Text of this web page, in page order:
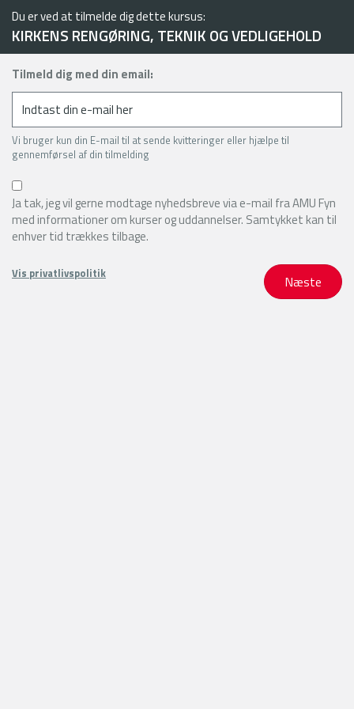
Du er ved at tilmelde dig dette kursus:
KIRKENS RENGØRING, TEKNIK OG VEDLIGEHOLD
Tilmeld dig med din email:
Vi bruger kun din E-mail til at sende kvitteringer eller hjælpe til
gennemførsel af din tilmelding
Ja tak, jeg vil gerne modtage nyhedsbreve via e-mail fra AMU Fyn
med informationer om kurser og uddannelser. Samtykket kan til
enhver tid trækkes tilbage.
Vis privatlivspolitik